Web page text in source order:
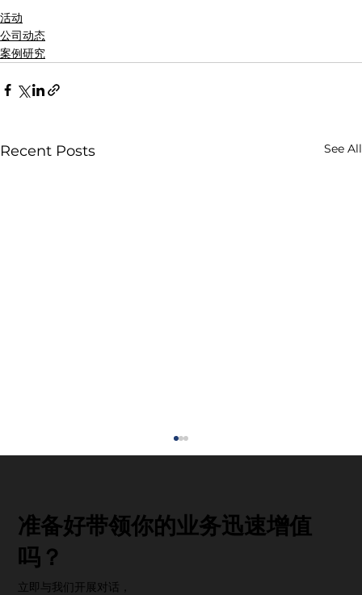
活动
公司动态
案例研究
Recent Posts See All
准备好带领你的业务迅速增值
吗？
立即与我们开展对话，